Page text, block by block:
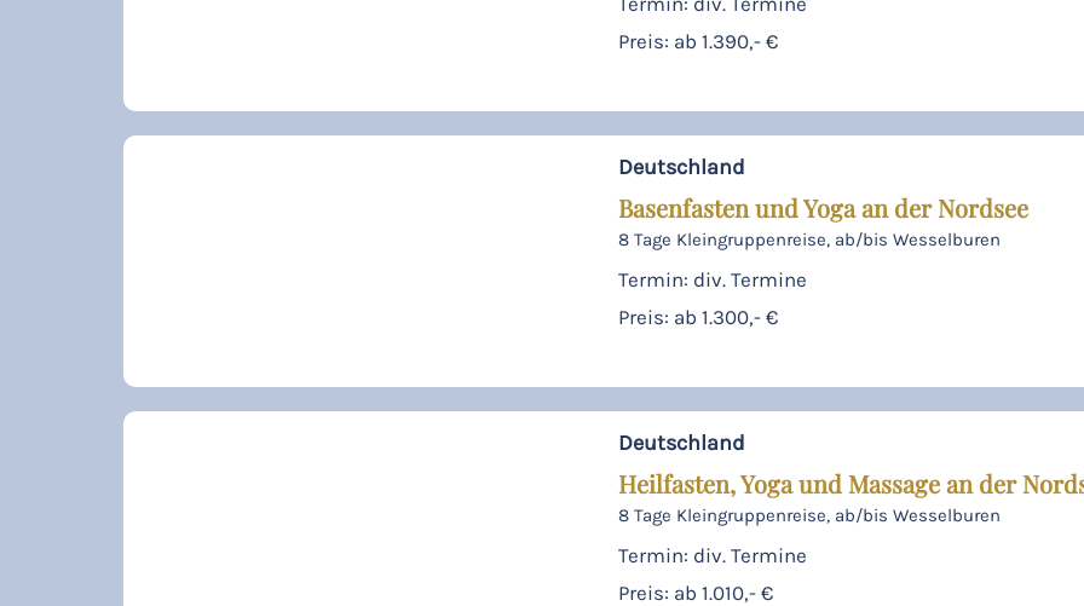
Preis: ab 1.390,- €
Deutschland
Basenfasten und Yoga an der Nordsee
8 Tage Kleingruppenreise, ab/bis Wesselburen
Termin: div. Termine
Preis: ab 1.300,- €
Deutschland
Heilfasten, Yoga und Massage an der
8 Tage Kleingruppenreise, ab/bis Wesselburen
Termin: div. Termine
Preis: ab 1.010,- €